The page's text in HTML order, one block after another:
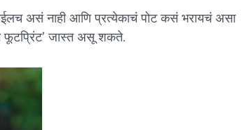
असं नाही आणि प्रत्येकाचं पोट कसं भरायचं असा
फूटप्रिंट’ जास्त असू शकते.